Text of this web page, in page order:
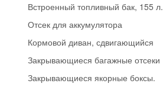
Встроенный топливный бак, 155 л.
Отсек для аккумулятора
Кормовой диван, сдвигающийся
Закрывающиеся багажные отсеки
Закрывающиеся якорные боксы.